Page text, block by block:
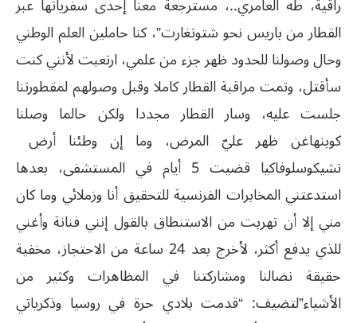
القطار من باريس نحو شتوتغارت”، كنا حاملين العلم الوطني
وحال وصولنا للحدود ظهر جزء من علمي، ارتعبت لأنني كنت
سأقتل، وتمت مراقبة القطار كاملا وقبل وصولهم لمقطورتنا
جلست عليه، وسار القطار مجددا ولكن حالما وصلنا
كوبنهاغن ظهر عليّ المرض، وما إن وطئنا أرض
تشيكوسلوفاكيا قضيت 5 أيام في المستشفى، بعدها
استدعتني المخابرات الفرنسية للتحقيق أنا وزملائي وما كان
مني إلا أن تهربت من الاستنطاق بالقول إنني فنانة وأغني
للذي يدفع أكثر، لأخرج بعد 24 ساعة من الاحتجاز، مخفية
حقيقة نضالنا ومشاركتنا في المظاهرات وكثير من
الأشياء”لتضيف: “قدمت بلادي حرة في روسيا وذكرياتي